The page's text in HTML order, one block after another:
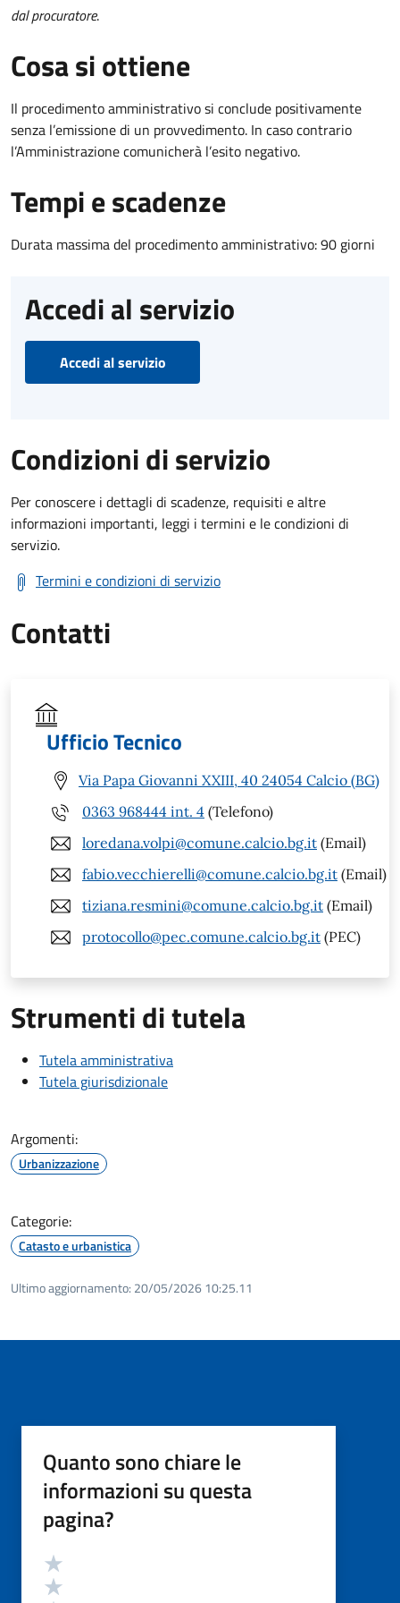
dal procuratore.
Cosa si ottiene
Il procedimento amministrativo si conclude positivamente
senza l’emissione di un provvedimento. In caso contrario
l’Amministrazione comunicherà l’esito negativo.
Tempi e scadenze
Durata massima del procedimento amministrativo: 90 giorni
Accedi al servizio
Accedi al servizio
Condizioni di servizio
Per conoscere i dettagli di scadenze, requisiti e altre
informazioni importanti, leggi i termini e le condizioni di
servizio.
Termini e condizioni di servizio
Contatti
Ufficio Tecnico
Via Papa Giovanni XXIII, 40 24054 Calcio (BG)
0363 968444 int. 4 (Telefono)
loredana.volpi@comune.calcio.bg.it (Email)
fabio.vecchierelli@comune.calcio.bg.it (Email)
tiziana.resmini@comune.calcio.bg.it (Email)
protocollo@pec.comune.calcio.bg.it (PEC)
Strumenti di tutela
Tutela amministrativa
Tutela giurisdizionale
Argomenti:
Urbanizzazione
Categorie:
Catasto e urbanistica
Ultimo aggiornamento: 20/05/2026 10:25.11
Quanto sono chiare le
informazioni su questa
pagina?
Valutazione